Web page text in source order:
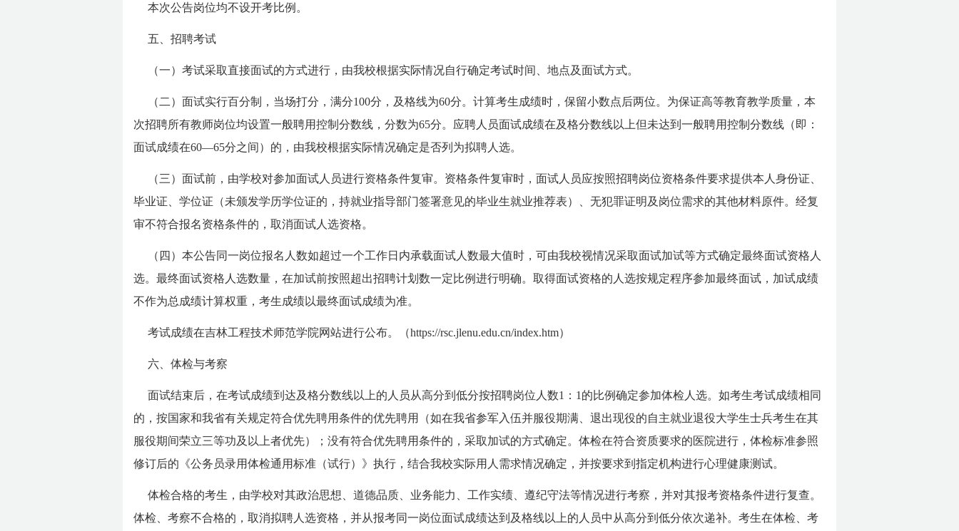
本次公告岗位均不设开考比例。
五、招聘考试
（一）考试采取直接面试的方式进行，由我校根据实际情况自行确定考试时间、地点及面试方式。
（二）面试实行百分制，当场打分，满分100分，及格线为60分。计算考生成绩时，保留小数点后两位。为保证高等教育教学质量，本
次招聘所有教师岗位均设置一般聘用控制分数线，分数为65分。应聘人员面试成绩在及格分数线以上但未达到一般聘用控制分数线（即：
面试成绩在60—65分之间）的，由我校根据实际情况确定是否列为拟聘人选。
（三）面试前，由学校对参加面试人员进行资格条件复审。资格条件复审时，面试人员应按照招聘岗位资格条件要求提供本人身份证、
毕业证、学位证（未颁发学历学位证的，持就业指导部门签署意见的毕业生就业推荐表）、无犯罪证明及岗位需求的其他材料原件。经复
审不符合报名资格条件的，取消面试人选资格。
（四）本公告同一岗位报名人数如超过一个工作日内承载面试人数最大值时，可由我校视情况采取面试加试等方式确定最终面试资格人
选。最终面试资格人选数量，在加试前按照超出招聘计划数一定比例进行明确。取得面试资格的人选按规定程序参加最终面试，加试成绩
不作为总成绩计算权重，考生成绩以最终面试成绩为准。
考试成绩在吉林工程技术师范学院网站进行公布。（https://rsc.jlenu.edu.cn/index.htm）
六、体检与考察
面试结束后，在考试成绩到达及格分数线以上的人员从高分到低分按招聘岗位人数1：1的比例确定参加体检人选。如考生考试成绩相同
的，按国家和我省有关规定符合优先聘用条件的优先聘用（如在我省参军入伍并服役期满、退出现役的自主就业退役大学生士兵考生在其
服役期间荣立三等功及以上者优先）；没有符合优先聘用条件的，采取加试的方式确定。体检在符合资质要求的医院进行，体检标准参照
修订后的《公务员录用体检通用标准（试行）》执行，结合我校实际用人需求情况确定，并按要求到指定机构进行心理健康测试。
体检合格的考生，由学校对其政治思想、道德品质、业务能力、工作实绩、遵纪守法等情况进行考察，并对其报考资格条件进行复查。
体检、考察不合格的，取消拟聘人选资格，并从报考同一岗位面试成绩达到及格线以上的人员中从高分到低分依次递补。考生在体检、考